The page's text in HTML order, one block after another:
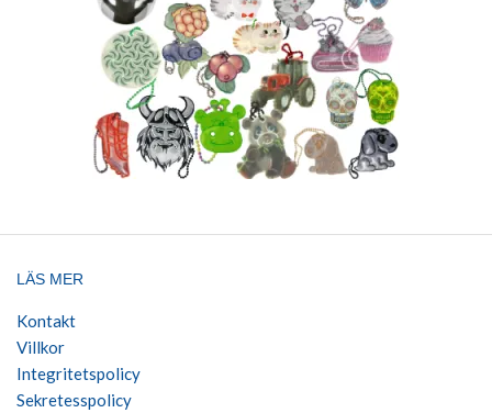
LÄS MER
Kontakt
Villkor
Integritetspolicy
Sekretesspolicy